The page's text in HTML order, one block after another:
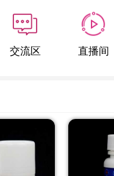
交流区 直播间